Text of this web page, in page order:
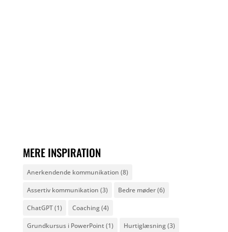
MERE INSPIRATION
Anerkendende kommunikation (8)
Assertiv kommunikation (3) Bedre møder(6)
ChatGPT(1) Coaching(4)
Grundkursus i PowerPoint (1) Hurtiglæsning(3)